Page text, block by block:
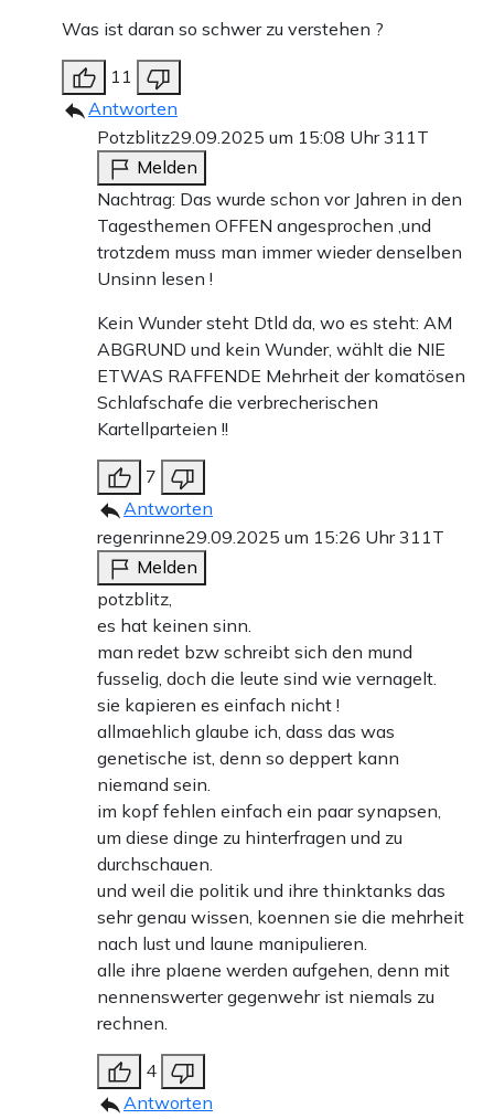
Was ist daran so schwer zu verstehen ?
11
Antworten
Potzblitz29.09.2025 um 15:08 Uhr311T
Melden
Nachtrag: Das wurde schon vor Jahren in den
Tagesthemen OFFEN angesprochen ,und
trotzdem muss man immer wieder denselben
Unsinn lesen !
Kein Wunder steht Dtld da, wo es steht: AM
ABGRUND und kein Wunder, wählt die NIE
ETWAS RAFFENDE Mehrheit der komatösen
Schlafschafe die verbrecherischen
Kartellparteien !!
7
Antworten
regenrinne29.09.2025 um 15:26 Uhr311T
Melden
potzblitz,
es hat keinen sinn.
man redet bzw schreibt sich den mund
fusselig, doch die leute sind wie vernagelt.
sie kapieren es einfach nicht !
allmaehlich glaube ich, dass das was
genetische ist, denn so deppert kann
niemand sein.
im kopf fehlen einfach ein paar synapsen,
um diese dinge zu hinterfragen und zu
durchschauen.
und weil die politik und ihre thinktanks das
sehr genau wissen, koennen sie die mehrheit
nach lust und laune manipulieren.
alle ihre plaene werden aufgehen, denn mit
nennenswerter gegenwehr ist niemals zu
rechnen.
4
Antworten